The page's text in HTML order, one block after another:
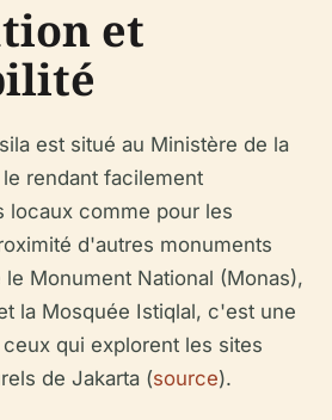
et
est situé au Ministère de la
rendant facilement
locaux comme pour les
d'autres monuments
Monument National (Monas),
la Mosquée Istiqlal, c'est une
qui explorent les sites
de Jakarta (source).